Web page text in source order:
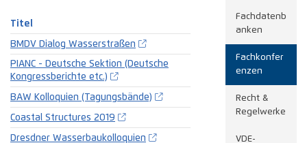
Titel
BMDV Dialog Wasserstraßen
PIANC - Deutsche Sektion (Deutsche
Kongressberichte etc.)
BAW Kolloquien (Tagungsbände)
Coastal Structures 2019
Dresdner Wasserbaukolloquien
Fachdatenb
anken
Fachkonfer
enzen
Recht &
Regelwerke
VDE-